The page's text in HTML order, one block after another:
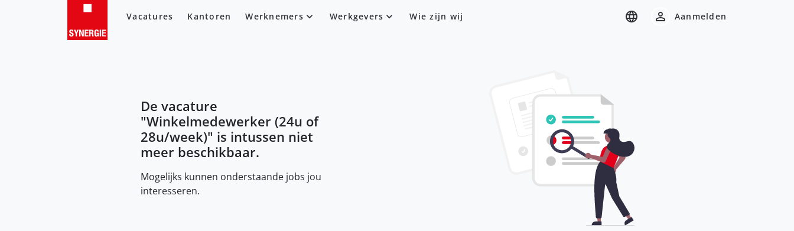
Vacatures Kantoren Werknemers Werkgevers Wie zijn wij Aanmelden
De vacature
"Winkelmedewerker (24u of
28u/week)" is intussen niet
meer beschikbaar.
Mogelijks kunnen onderstaande jobs jou
interesseren.